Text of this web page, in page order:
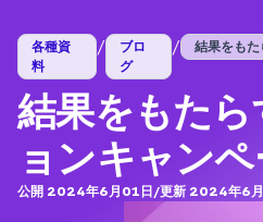
各種資
料
/
ブロ
グ
/
結果をもた
ョンキャン
公開 2024年6月01日/更新 2024年6